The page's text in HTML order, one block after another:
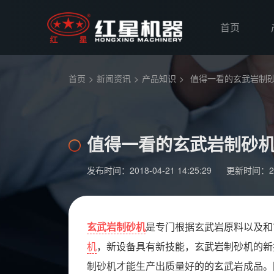
首页
首页 > 新闻资讯 > 产品知识 > 值得一看的玄武岩制
值得一看的玄武岩制砂
发布时间：2018-04-21 14:25:29 更新时间：
玄武岩制砂机是专门根据玄武岩原料以及
机，新设备具有新技能，玄武岩制砂机的
制砂机才能生产出质量好的的玄武岩成品